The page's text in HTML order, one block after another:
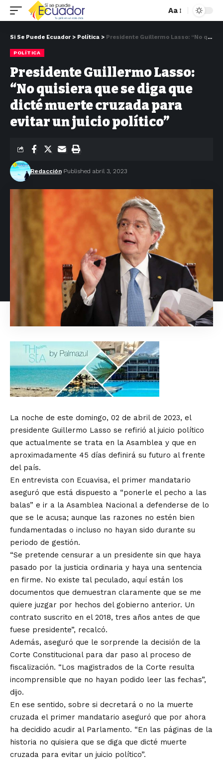
Aa
Si Se Puede Ecuador > Política > Presidente Guillermo Lasso: “No quisiera que se diga que dicté muerte cruzada para evitar un juicio político”
POLÍTICA
Presidente Guillermo Lasso:
“No quisiera que se diga que
dicté muerte cruzada para
evitar un juicio político”
Redacción Published abril 3, 2023
La noche de este domingo, 02 de abril de 2023, el
presidente Guillermo Lasso se refirió al juicio político
que actualmente se trata en la Asamblea y que en
aproximadamente 45 días definirá su futuro al frente
del país.
En entrevista con Ecuavisa, el primer mandatario
aseguró que está dispuesto a “ponerle el pecho a las
balas” e ir a la Asamblea Nacional a defenderse de lo
que se le acusa; aunque las razones no estén bien
fundamentadas o incluso no hayan sido durante su
periodo de gestión.
“Se pretende censurar a un presidente sin que haya
pasado por la justicia ordinaria y haya una sentencia
en firme. No existe tal peculado, aquí están los
documentos que demuestran claramente que se me
quiere juzgar por hechos del gobierno anterior. Un
contrato suscrito en el 2018, tres años antes de que
fuese presidente”, recalcó.
Además, aseguró que le sorprende la decisión de la
Corte Constitucional para dar paso al proceso de
fiscalización. “Los magistrados de la Corte resulta
incomprensible que no hayan podido leer las fechas”,
dijo.
En ese sentido, sobre si decretará o no la muerte
cruzada el primer mandatario aseguró que por ahora
ha decidido acudir al Parlamento. “En las páginas de la
historia no quisiera que se diga que dicté muerte
cruzada para evitar un juicio político”.